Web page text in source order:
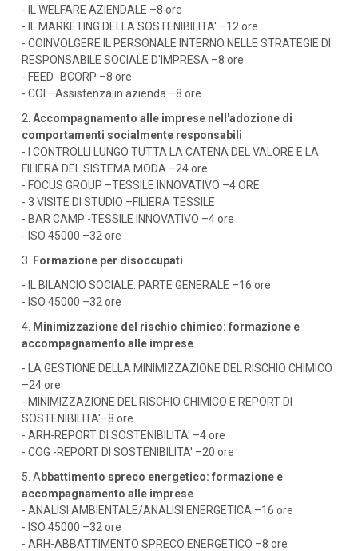
- IL WELFARE AZIENDALE –8 ore
- IL MARKETING DELLA SOSTENIBILITA' –12 ore
- COINVOLGERE IL PERSONALE INTERNO NELLE STRATEGIE DI
RESPONSABILE SOCIALE D'IMPRESA –8 ore
- FEED -BCORP –8 ore
- COI –Assistenza in azienda –8 ore
2. Accompagnamento alle imprese nell'adozione di
comportamenti socialmente responsabili
- I CONTROLLI LUNGO TUTTA LA CATENA DEL VALORE E LA
FILIERA DEL SISTEMA MODA –24 ore
- FOCUS GROUP –TESSILE INNOVATIVO –4 ORE
- 3 VISITE DI STUDIO –FILIERA TESSILE
- BAR CAMP -TESSILE INNOVATIVO –4 ore
- ISO 45000 –32 ore
3. Formazione per disoccupati
- IL BILANCIO SOCIALE: PARTE GENERALE –16 ore
- ISO 45000 –32 ore
4. Minimizzazione del rischio chimico: formazione e
accompagnamento alle imprese
- LA GESTIONE DELLA MINIMIZZAZIONE DEL RISCHIO CHIMICO
–24 ore
- MINIMIZZAZIONE DEL RISCHIO CHIMICO E REPORT DI
SOSTENIBILITA'–8 ore
- ARH-REPORT DI SOSTENIBILITA' –4 ore
- COG -REPORT DI SOSTENIBILITA' –20 ore
5. Abbattimento spreco energetico: formazione e
accompagnamento alle imprese
- ANALISI AMBIENTALE/ANALISI ENERGETICA –16 ore
- ISO 45000 –32 ore
- ARH-ABBATTIMENTO SPRECO ENERGETICO –8 ore